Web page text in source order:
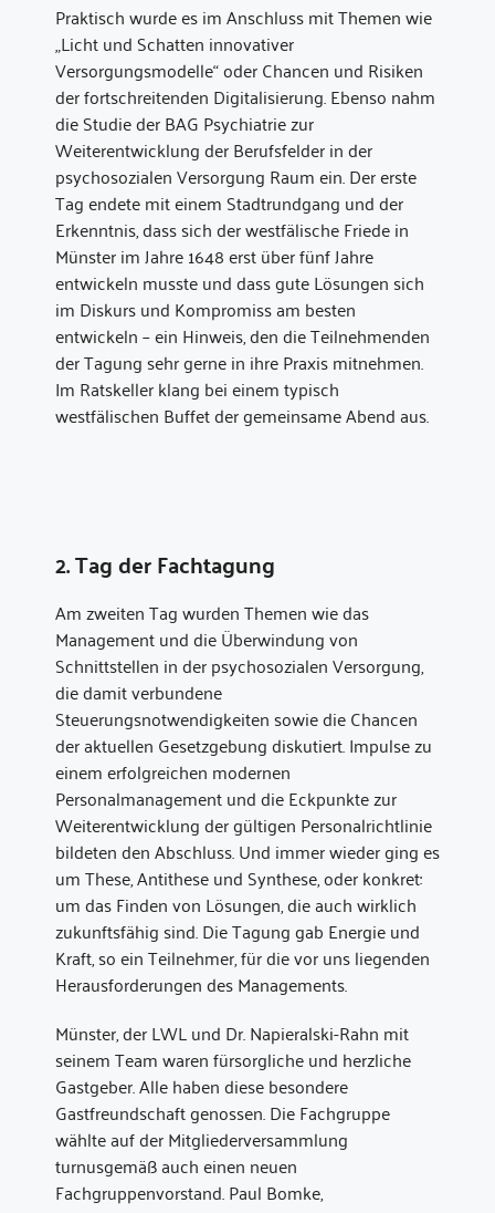
Praktisch wurde es im Anschluss mit Themen wie
„Licht und Schatten innovativer
Versorgungsmodelle“ oder Chancen und Risiken
der fortschreitenden Digitalisierung. Ebenso nahm
die Studie der BAG Psychiatrie zur
Weiterentwicklung der Berufsfelder in der
psychosozialen Versorgung Raum ein. Der erste
Tag endete mit einem Stadtrundgang und der
Erkenntnis, dass sich der westfälische Friede in
Münster im Jahre 1648 erst über fünf Jahre
entwickeln musste und dass gute Lösungen sich
im Diskurs und Kompromiss am besten
entwickeln – ein Hinweis, den die Teilnehmenden
der Tagung sehr gerne in ihre Praxis mitnehmen.
Im Ratskeller klang bei einem typisch
westfälischen Buffet der gemeinsame Abend aus.
2. Tag der Fachtagung
Am zweiten Tag wurden Themen wie das
Management und die Überwindung von
Schnittstellen in der psychosozialen Versorgung,
die damit verbundene
Steuerungsnotwendigkeiten sowie die Chancen
der aktuellen Gesetzgebung diskutiert. Impulse zu
einem erfolgreichen modernen
Personalmanagement und die Eckpunkte zur
Weiterentwicklung der gültigen Personalrichtlinie
bildeten den Abschluss. Und immer wieder ging es
um These, Antithese und Synthese, oder konkret:
um das Finden von Lösungen, die auch wirklich
zukunftsfähig sind. Die Tagung gab Energie und
Kraft, so ein Teilnehmer, für die vor uns liegenden
Herausforderungen des Managements.
Münster, der LWL und Dr. Napieralski-Rahn mit
seinem Team waren fürsorgliche und herzliche
Gastgeber. Alle haben diese besondere
Gastfreundschaft genossen. Die Fachgruppe
wählte auf der Mitgliederversammlung
turnusgemäß auch einen neuen
Fachgruppenvorstand. Paul Bomke,